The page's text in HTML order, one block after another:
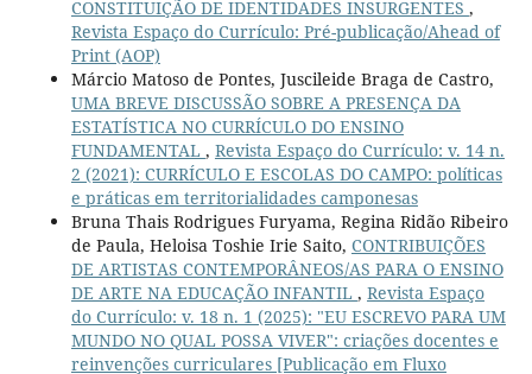
CONSTITUIÇÃO DE IDENTIDADES INSURGENTES ,
Revista Espaço do Currículo: Pré-publicação/Ahead of
Print (AOP)
Márcio Matoso de Pontes, Juscileide Braga de Castro,
UMA BREVE DISCUSSÃO SOBRE A PRESENÇA DA
ESTATÍSTICA NO CURRÍCULO DO ENSINO
FUNDAMENTAL , Revista Espaço do Currículo: v. 14 n.
2 (2021): CURRÍCULO E ESCOLAS DO CAMPO: políticas
e práticas em territorialidades camponesas
Bruna Thais Rodrigues Furyama, Regina Ridão Ribeiro
de Paula, Heloisa Toshie Irie Saito, CONTRIBUIÇÕES
DE ARTISTAS CONTEMPORÂNEOS/AS PARA O ENSINO
DE ARTE NA EDUCAÇÃO INFANTIL , Revista Espaço
do Currículo: v. 18 n. 1 (2025): "EU ESCREVO PARA UM
MUNDO NO QUAL POSSA VIVER": criações docentes e
reinvenções curriculares [Publicação em Fluxo